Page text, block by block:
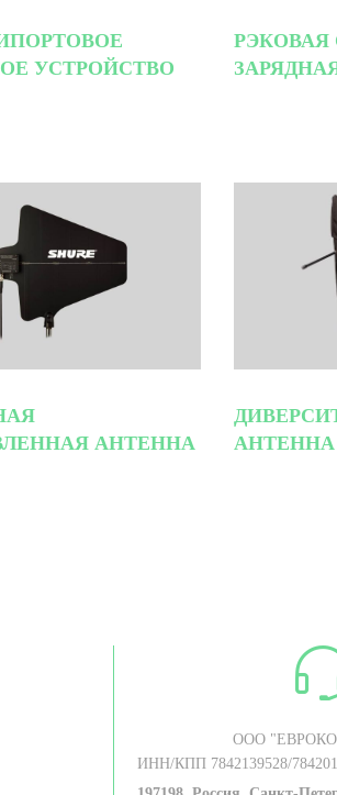
УСТРОЙСТВО
РЭКОВАЯ
АНТЕННА
АНТЕННА
ООО
ИНН/КПП 7842139528/